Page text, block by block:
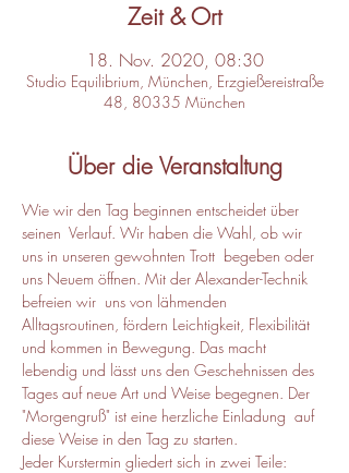
Zeit & Ort
18. Nov. 2020, 08:30
Studio Equilibrium, München, Erzgießereistraße
48, 80335 München
Über die Veranstaltung
Wie wir den Tag beginnen entscheidet über
seinen  Verlauf. Wir haben die Wahl, ob wir
uns in unseren gewohnten Trott  begeben oder
uns Neuem öffnen. Mit der Alexander-Technik
befreien wir  uns von lähmenden
Alltagsroutinen, fördern Leichtigkeit, Flexibilität
und kommen in Bewegung. Das macht
lebendig und lässt uns den Geschehnissen des
Tages auf neue Art und Weise begegnen. Der
"Morgengruß" ist eine herzliche Einladung  auf
diese Weise in den Tag zu starten.
Jeder Kurstermin gliedert sich in zwei Teile: